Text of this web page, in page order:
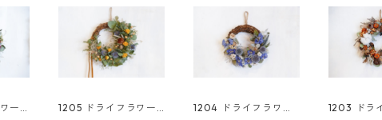
ー
1205 ドライフラワー
1204 ドライフラワー
1203 ドラ